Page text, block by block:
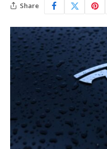
Share